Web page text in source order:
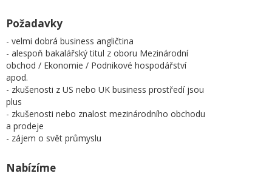
Požadavky
- velmi dobrá business angličtina
- alespoň bakalářský titul z oboru Mezinárodní
obchod / Ekonomie / Podnikové hospodářství
apod.
- zkušenosti z US nebo UK business prostředí jsou
plus
- zkušenosti nebo znalost mezinárodního obchodu
a prodeje
- zájem o svět průmyslu
Nabízíme